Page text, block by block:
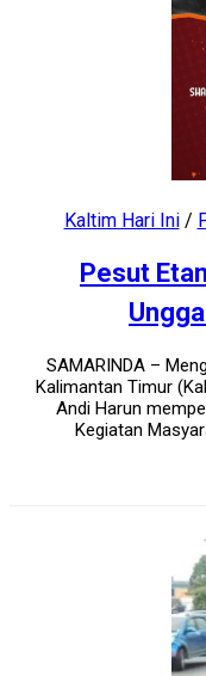
Kaltim Hari Ini/
Pesut
SAMARINDA –
Kalimantan Timur
Andi Harun
Kegiatan